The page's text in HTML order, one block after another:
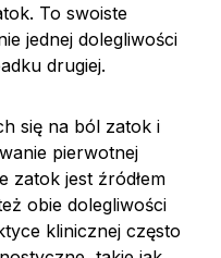
To swoiste
jednej dolegliwości
drugiej.
się na ból zatok i
pierwotnej
zatok jest źródłem
obie dolegliwości
klinicznej często